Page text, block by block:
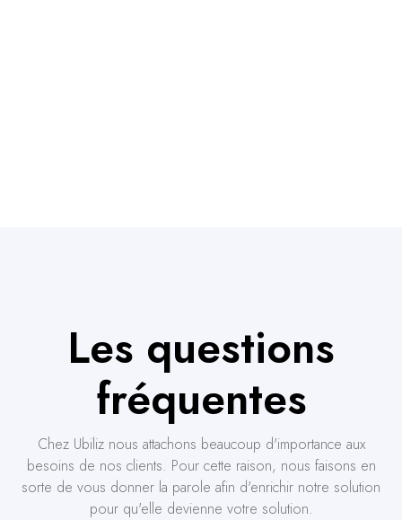
Les questions
fréquentes
Chez Ubiliz nous attachons beaucoup d'importance aux
besoins de nos clients. Pour cette raison, nous faisons en
sorte de vous donner la parole afin d'enrichir notre solution
pour qu'elle devienne votre solution.